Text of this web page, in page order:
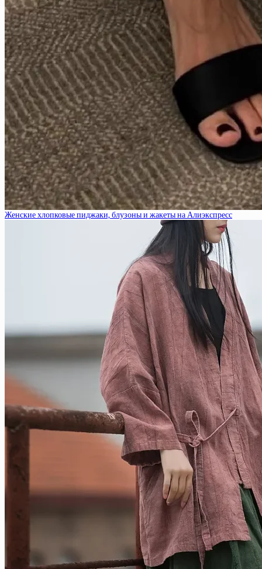
Женские хлопковые пиджаки, блузоны и жакеты на Алиэкспресс